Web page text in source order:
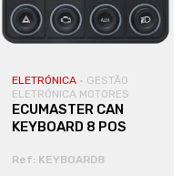
ELETRÓNICA · GESTÃO
ELETRÓNICA MOTORES
ECUMASTER CAN
KEYBOARD 8 POS
Ref: KEYBOARD8